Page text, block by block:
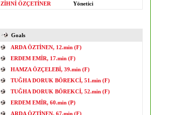
ZİHNİ ÖZÇETİNER
Yönetici
Goals
ARDA ÖZTİNEN, 12.min (F)
ERDEM EMİR, 17.min (F)
HAMZA ÖZÇELEBİ, 39.min (F)
TUĞHA DORUK BÖREKCİ, 51.min (F)
TUĞHA DORUK BÖREKCİ, 52.min (F)
ERDEM EMİR, 60.min (P)
ARDA ÖZTİNEN, 67.min (F)